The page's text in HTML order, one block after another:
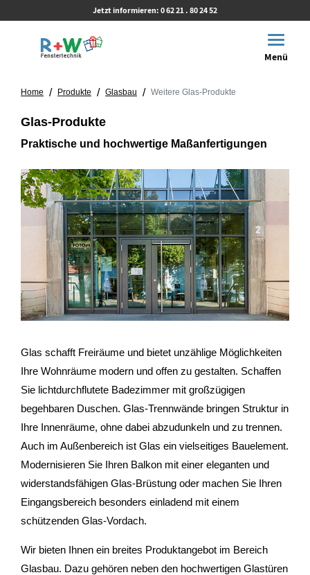
Jetzt informieren: 0 62 21 . 80 24 52
Menü
Home / Produkte / Glasbau / Weitere Glas-Produkte
Glas-Produkte
Praktische und hochwertige Maßanfertigungen
Glas schafft Freiräume und bietet unzählige Möglichkeiten
Ihre Wohnräume modern und offen zu gestalten. Schaffen
Sie lichtdurchflutete Badezimmer mit großzügigen
begehbaren Duschen. Glas-Trennwände bringen Struktur in
Ihre Innenräume, ohne dabei abzudunkeln und zu trennen.
Auch im Außenbereich ist Glas ein vielseitiges Bauelement.
Modernisieren Sie Ihren Balkon mit einer eleganten und
widerstandsfähigen Glas-Brüstung oder machen Sie Ihren
Eingangsbereich besonders einladend mit einem
schützenden Glas-Vordach.
Wir bieten Ihnen ein breites Produktangebot im Bereich
Glasbau. Dazu gehören neben den hochwertigen Glastüren